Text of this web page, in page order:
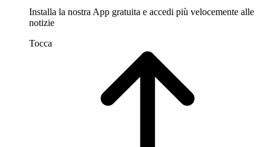
Installa la nostra App gratuita e accedi più velocemente alle
notizie
Tocca